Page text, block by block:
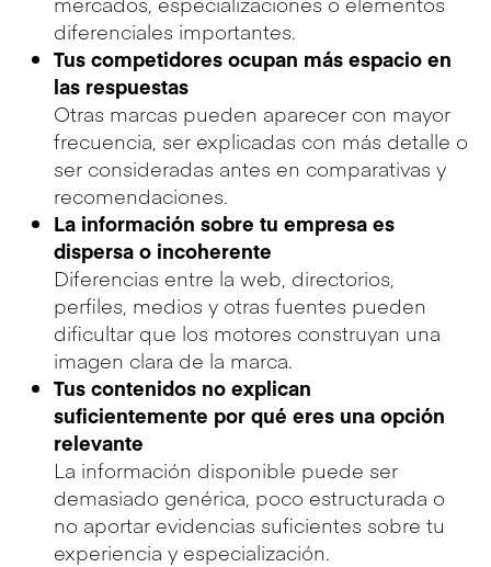
diferenciales importantes.
Tus competidores ocupan más espacio en
las respuestas
Otras marcas pueden aparecer con mayor
frecuencia, ser explicadas con más detalle o
ser consideradas antes en comparativas y
recomendaciones.
La información sobre tu empresa es
dispersa o incoherente
Diferencias entre la web, directorios,
perfiles, medios y otras fuentes pueden
dificultar que los motores construyan una
imagen clara de la marca.
Tus contenidos no explican
suficientemente por qué eres una opción
relevante
La información disponible puede ser
demasiado genérica, poco estructurada o
no aportar evidencias suficientes sobre tu
experiencia y especialización.